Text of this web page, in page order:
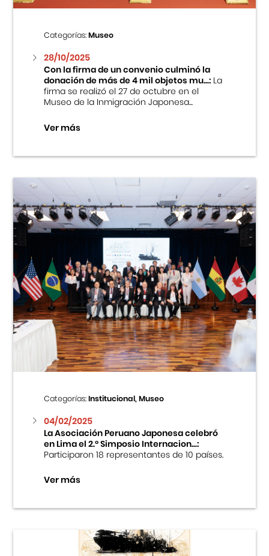
Categorías:Museo
28/10/2025
Con la firma de un convenio culminó la
donación de más de 4 mil objetos mu...:La
firma se realizó el 27 de octubre en el
Museo de la Inmigración Japonesa...
Ver más
Categorías:Institucional, Museo
04/02/2025
La Asociación Peruano Japonesa celebró
en Lima el 2.º Simposio Internacion...:
Participaron 18 representantes de 10 países.
Ver más